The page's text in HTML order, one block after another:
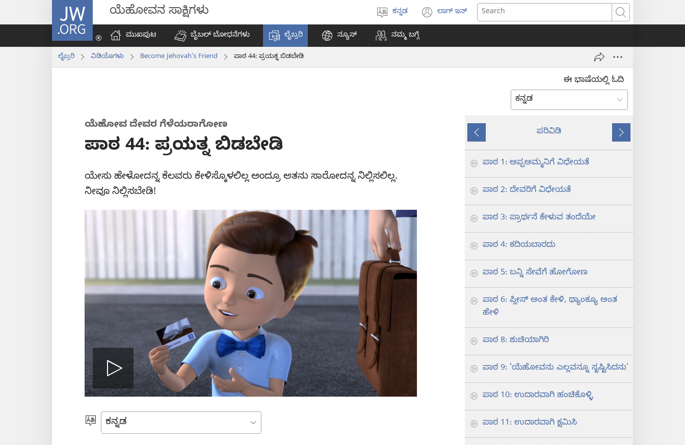
JW.ORG ಯೆಹೋವನ ಸಾಕ್ಷಿಗಳು
ಭಾಷೆಯನ್ನು
ಮಾಡಿ
ಕನ್ನಡ ಲಾಗ್ ಇನ್
Search
ಮುಖಪುಟ
ಬೈಬಲ್‌ ಬೋಧನೆಗಳು ಲೈಬ್ರರಿ ನ್ಯೂಸ್‌ ನಮ್ಮ ಬಗ್ಗೆ
ಲೈಬ್ರರಿ ವಿಡಿಯೊಗಳು Become Jehovah's Friend ಪಾಠ 44: ಪ್ರಯತ್ನ ಬಿಡಬೇಡಿ
ಈ ಭಾಷೆಯಲ್ಲಿ ಓದಿ
ಯೆಹೋವ ದೇವರ ಗೆಳೆಯರಾಗೋಣ
ಪಾಠ 44: ಪ್ರಯತ್ನ ಬಿಡಬೇಡಿ
ಯೇಸು ಹೇಳೋದನ್ನ ಕೆಲವರು ಕೇಳಿಸ್ಕೊಳಲಿಲ್ಲ ಅಂದ್ರೂ ಆತನು ಸಾರೋದನ್ನ ನಿಲ್ಲಿಸಲಿಲ್ಲ.
ನೀವೂ ನಿಲ್ಲಿಸಬೇಡಿ!
Play
video
ಭಾಷೆಯನ್ನು
ಆರಿಸಿ
ಹಿಂದಿನದು
ಪರಿವಿಡಿ
ಮುಂದೆ
ಪಾಠ 1: ಅಪ್ಪಅಮ್ಮನಿಗೆ ವಿಧೇಯತೆ
ಪಾಠ 2: ದೇವರಿಗೆ ವಿಧೇಯತೆ
ಪಾಠ 3: ಪ್ರಾರ್ಥನೆ ಕೇಳುವ ತಂದೆಯೇ
ಪಾಠ 4: ಕದಿಯಬಾರದು
ಪಾಠ 5: ಬನ್ನಿ ಸೇವೆಗೆ ಹೋಗೋಣ
ಪಾಠ 6: ಪ್ಲೀಸ್‌ ಅಂತ ಕೇಳಿ, ಥ್ಯಾಂಕ್ಯೂ ಅಂತ
ಹೇಳಿ
ಪಾಠ 8: ಶುಚಿಯಾಗಿರಿ
ಪಾಠ 9: ‘ಯೆಹೋವನು ಎಲ್ಲವನ್ನೂ ಸೃಷ್ಟಿಸಿದನು’
ಪಾಠ 10: ಉದಾರವಾಗಿ ಹಂಚಿಕೊಳ್ಳಿ
ಪಾಠ 11: ಉದಾರವಾಗಿ ಕ್ಷಮಿಸಿ